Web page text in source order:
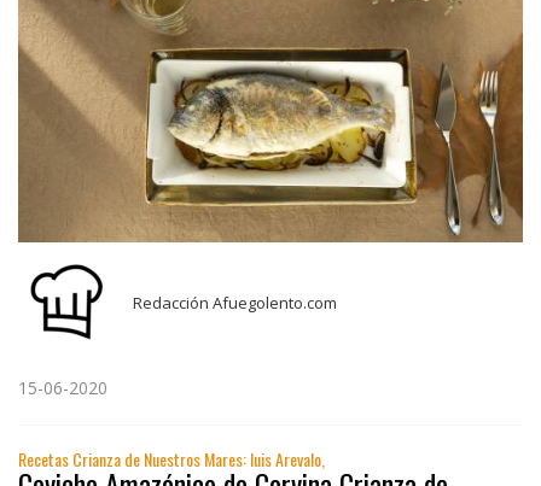
Redacción Afuegolento.com
15-06-2020
Recetas Crianza de Nuestros Mares: luis Arevalo,